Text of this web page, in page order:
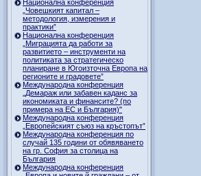
Национална конференция
„Човешкият капитал –
методология, измерения и
практики”
Национална конференция
„Миграцията да работи за
развитието – инструменти на
политиката за стратегическо
планиране в Югоизточна Европа на
регионите и градовете”
Международна конференция
„Демараж или забавен каданс за
икономиката и финансите? (по
примера на ЕС и България)"
Международна конференция
„Европейският съюз на кръстопът”
Международна конференция по
случай 135 години от обявяването
на гр. София за столица на
България
Международна конференция